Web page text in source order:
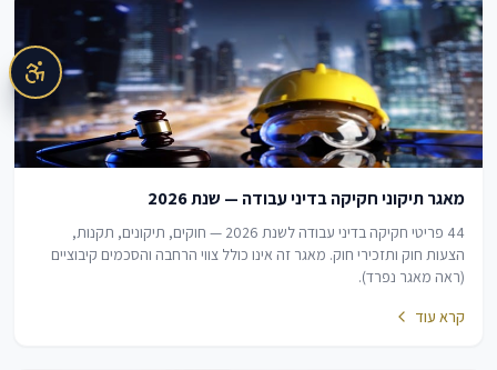
מאגר תיקוני חקיקה בדיני עבודה — שנת 2026
44 פריטי חקיקה בדיני עבודה לשנת 2026 — חוקים, תיקונים, תקנות,
הצעות חוק ותזכירי חוק. מאגר זה אינו כולל צווי הרחבה והסכמים קיבוציים
(ראה מאגר נפרד).
קרא עוד